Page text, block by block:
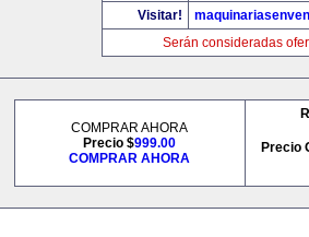
Visitar!
Serán consideradas
COMPRAR AHORA
Precio $999.00
COMPRAR AHORA
Precio